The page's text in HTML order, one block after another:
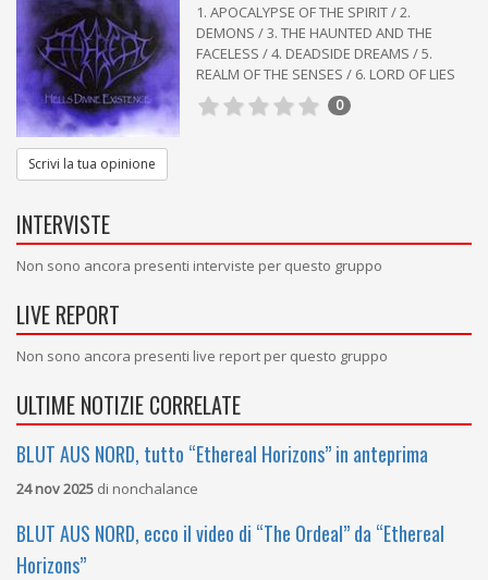
1. APOCALYPSE OF THE SPIRIT / 2.
DEMONS / 3. THE HAUNTED AND THE
FACELESS / 4. DEADSIDE DREAMS / 5.
REALM OF THE SENSES / 6. LORD OF LIES
0
Scrivi la tua opinione
INTERVISTE
Non sono ancora presenti interviste per questo gruppo
LIVE REPORT
Non sono ancora presenti live report per questo gruppo
ULTIME NOTIZIE CORRELATE
BLUT AUS NORD, tutto “Ethereal Horizons” in anteprima
24 nov 2025 di nonchalance
BLUT AUS NORD, ecco il video di “The Ordeal” da “Ethereal
Horizons”